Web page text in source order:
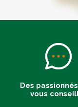
Des
vous